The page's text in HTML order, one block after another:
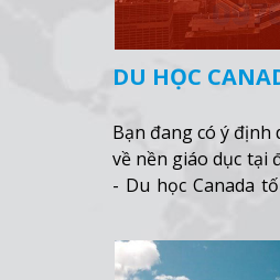
DU HỌC
Bạn đang có ý định
về nền giáo dục tại
- Du học Canada